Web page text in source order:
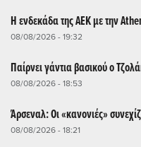
Η ενδεκάδα της ΑΕΚ με την
08/08/2026 - 19:32
Παίρνει γάντια βασικού ο
08/08/2026 - 18:53
Άρσεναλ: Οι «κανονιές»
08/08/2026 - 18:21